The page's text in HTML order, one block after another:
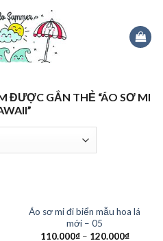
ĐƯỢC GẮN THẺ “ÁO SƠ MI
Áo sơ mi đi biển mẫu hoa lá
mới – 05
110.000₫– 120.000₫